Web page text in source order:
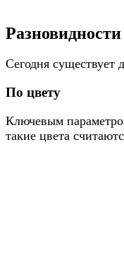
Разновидности
Сегодня существует
По цвету
Ключевым
такие цвета